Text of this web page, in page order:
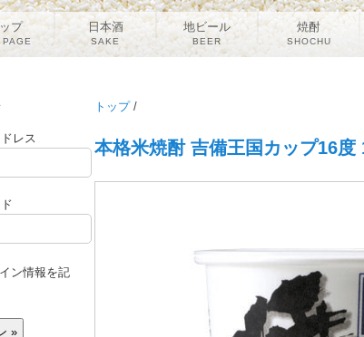
トップ/
本格米焼酎 吉備王国カップ16度
レス
ン情報を記
プ
PAGE
日本酒
SAKE
地ビール
BEER
焼酎
SHOCHU